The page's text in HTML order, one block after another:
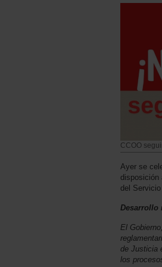
CCOO
Ayer se
disposición
del
Desarrollo
El
de Justicia
los